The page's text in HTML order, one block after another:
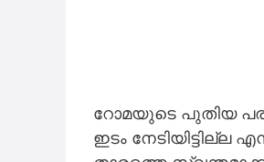
റോമയുടെ പുതിയ
ഇടം